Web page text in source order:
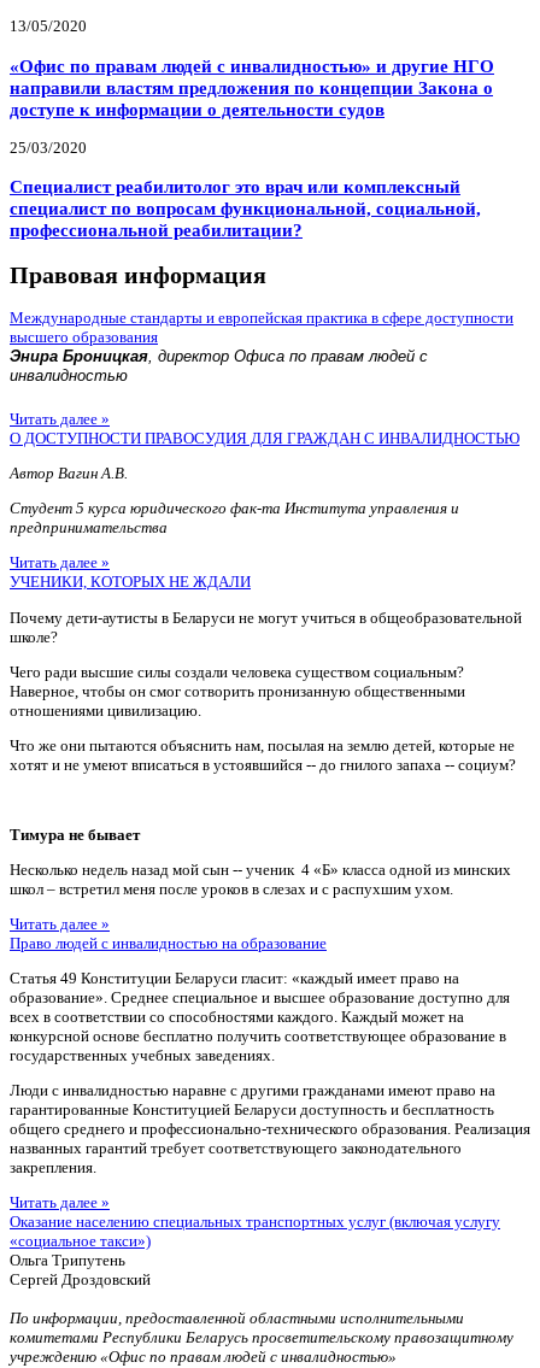
13/05/2020
«Офис по правам людей с инвалидностью» и другие НГО
направили властям предложения по концепции Закона о
доступе к информации о деятельности судов
25/03/2020
Специалист реабилитолог это врач или комплексный
специалист по вопросам функциональной, социальной,
профессиональной реабилитации?
Правовая информация
Международные стандарты и европейская практика в сфере доступности
высшего образования
Энира Броницкая, директор Офиса по правам людей с
инвалидностью
Читать далее »
О ДОСТУПНОСТИ ПРАВОСУДИЯ ДЛЯ ГРАЖДАН С ИНВАЛИДНОСТЬЮ
Автор Вагин А.В.
Студент 5 курса юридического фак-та Института управления и
предпринимательства
Читать далее »
УЧЕНИКИ, КОТОРЫХ НЕ ЖДАЛИ
Почему дети-аутисты в Беларуси не могут учиться в общеобразовательной
школе?
Чего ради высшие силы создали человека существом социальным?
Наверное, чтобы он смог сотворить пронизанную общественными
отношениями цивилизацию.
Что же они пытаются объяснить нам, посылая на землю детей, которые не
хотят и не умеют вписаться в устоявшийся -- до гнилого запаха -- социум?
Тимура не бывает
Несколько недель назад мой сын -- ученик 4 «Б» класса одной из минских
школ – встретил меня после уроков в слезах и с распухшим ухом.
Читать далее »
Право людей с инвалидностью на образование
Статья 49 Конституции Беларуси гласит: «каждый имеет право на
образование». Среднее специальное и высшее образование доступно для
всех в соответствии со способностями каждого. Каждый может на
конкурсной основе бесплатно получить соответствующее образование в
государственных учебных заведениях.
Люди с инвалидностью наравне с другими гражданами имеют право на
гарантированные Конституцией Беларуси доступность и бесплатность
общего среднего и профессионально-технического образования. Реализация
названных гарантий требует соответствующего законодательного
закрепления.
Читать далее »
Оказание населению специальных транспортных услуг (включая услугу
«социальное такси»)
Ольга Трипутень
Сергей Дроздовский
По информации, предоставленной областными исполнительными
комитетами Республики Беларусь просветительскому правозащитному
учреждению «Офис по правам людей с инвалидностью»